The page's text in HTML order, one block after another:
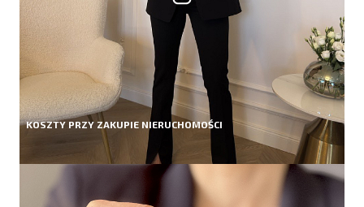
KOSZTY PRZY ZAKUPIE NIERUCHOMOŚCI